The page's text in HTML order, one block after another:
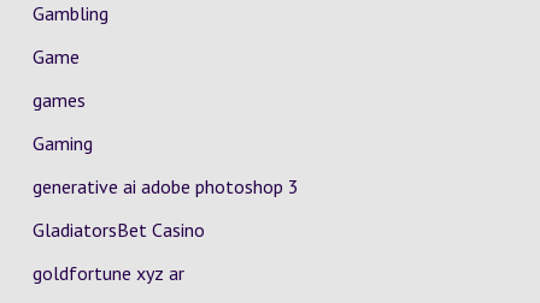
Gambling
Game
games
Gaming
generative ai adobe photoshop 3
GladiatorsBet Casino
goldfortune xyz ar